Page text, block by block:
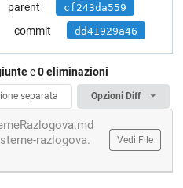
parent cf243da559
commit dd41929a46
e0 eliminazioni
separata Opzioni Diff
razlogova.
Vedi File